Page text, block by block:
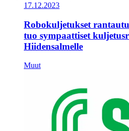
17.12.2023
Robokuljetukset
tuo sympaattiset
Hiidensalmelle
Muut